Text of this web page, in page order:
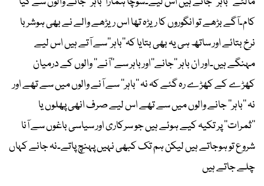
کام۔آگے بڑھے تو انگوروں کا ریڑہ تھا اس ریڑھے والے نے بھی ہوشربا
نرخ بتائے اور ساتھ ہی یہ بھی بتایا کہ’’باہر‘‘سے آتے ہیں اس لیے
مہنگے ہیں۔اور ان باہر ’’جانے‘‘اور باہر سے’’آنے‘‘ والوں کے درمیان
کھڑے کے کھڑے رہ گئے کہ نہ ’’باہر‘‘ سے آنے والوں میں سے تھے اور
نہ ’’باہر‘‘ جانے والوں میں سے تھے اس لیے صرف انھی پھلوں یا
’’ثمرات‘‘ پر تکیہ کیے ہوئے ہیں جو سرکاری اور سیاسی باغوں سے آنا
شروع تو ہوجاتے ہیں لیکن ہم تک کبھی نہیں پہنچ پاتے۔نہ جانے کہاں
چلے جاتے ہیں